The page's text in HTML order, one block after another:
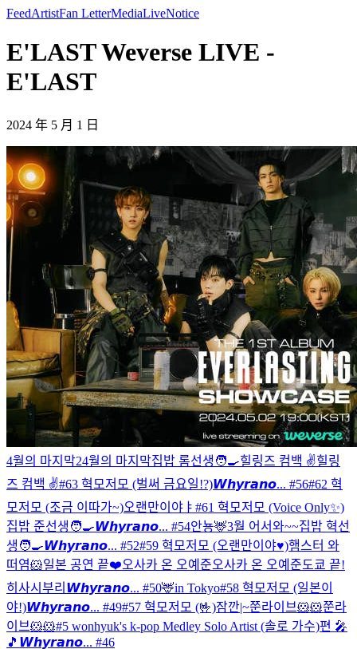
FeedArtistFan LetterMediaLiveNotice
E'LAST Weverse LIVE -
E'LAST
2024 年 5 月 1 日
4월의 마지막24월의 마지막집밥 롬선생🧑‍🍳힐링즈 컴백 ✌️힐링
즈 컴백 ✌️#63 혁모저모 (벌써 금요일!?)𝙒𝙝𝙮𝙧𝙖𝙣𝙤... #56#62 혁
모저모 (조금 이따가~)오랜만이야ㅑ #61 혁모저모 (Voice Only✨)
집밥 준선생🧑‍🍳𝙒𝙝𝙮𝙧𝙖𝙣𝙤... #54안뇽🦌3월 어서와~~집밥 혁선
생🧑‍🍳𝙒𝙝𝙮𝙧𝙖𝙣𝙤... #52#59 혁모저모 (오랜만이야♥)햄스터 와
떠염🐹일본 공연 끝❤️오사카 온 오예준오사카 온 오예준도쿄 끝!
히사시부리 𝙒𝙝𝙮𝙧𝙖𝙣𝙤... #50🦌in Tokyo#58 혁모저모 (일본이
야!)𝙒𝙝𝙮𝙧𝙖𝙣𝙤... #49#57 혁모저모 (🤟)잠깐|~쭌라이브🐹🐹쭌라
이브🐹🐹#5 wonhyuk's k-pop Medley Solo Artist (솔로 가수)편 🎤
🎵 𝙒𝙝𝙮𝙧𝙖𝙣𝙤... #46